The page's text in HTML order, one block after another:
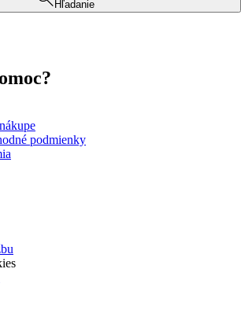
Hľadanie
podmienky